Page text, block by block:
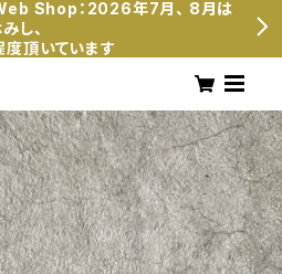
Shop：2026年7月、 8月は
し、
頂いています